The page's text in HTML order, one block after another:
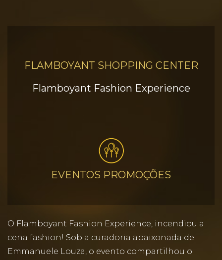
FLAMBOYANT SHOPPING CENTER
Flamboyant Fashion Experience
EVENTOS PROMOÇÕES
O Flamboyant Fashion Experience, incendiou a
cena fashion! Sob a curadoria apaixonada de
Emmanuele Louza, o evento compartilhou o